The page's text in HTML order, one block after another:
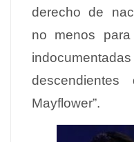
derecho de
no menos
Mayflower”.